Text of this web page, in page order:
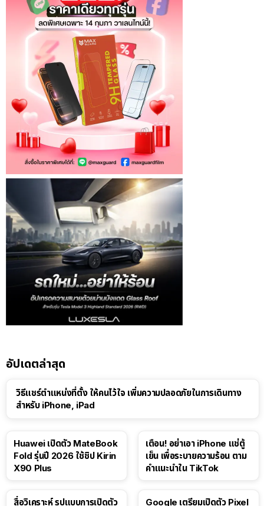
อัปเดตล่าสุด
วิธีแชร์ตำแหน่งที่ตั้ง ให้คนไว้ใจ เพิ่มความปลอดภัยในการเดินทาง
สำหรับ iPhone, iPad
Huawei เปิดตัว MateBook
Fold รุ่นปี 2026 ใช้ชิป Kirin
X90 Plus
เตือน! อย่าเอา iPhone แช่ตู้
เย็น เพื่อระบายความร้อน ตาม
คำแนะนำใน TikTok
สื่อวิเคราะห์ รูปแบบการเปิดตัว
Google เตรียมเปิดตัว Pixel